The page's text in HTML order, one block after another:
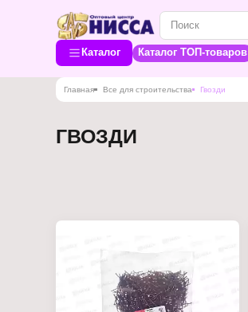
Каталог Каталог ТОП-товаров
Главная Все для строительства Гвозди
ГВОЗДИ